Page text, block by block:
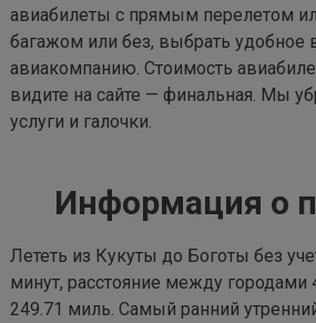
авиабилеты с прямым перелетом
багажом или без, выбрать удобное
авиакомпанию. Стоимость
видите на сайте — финальная. Мы
услуги и галочки.
Информация о
Лететь из Кукуты до Боготы без
минут, расстояние между городами
249.71 миль. Самый ранний